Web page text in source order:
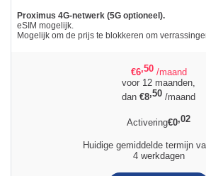
Proximus 4G-netwerk (5G optioneel).
eSIM mogelijk.
Mogelijk om de prijs te blokkeren om
€6,50 /maand
voor 12 maanden,
dan €8,50 /maand
Activering€0,02
Huidige gemiddelde termijn
4 werkdagen